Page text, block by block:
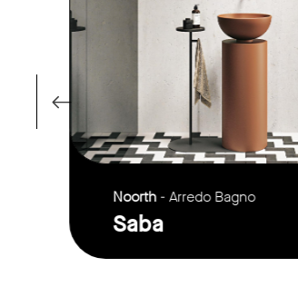
Noorth- Arredo Bagno
Saba